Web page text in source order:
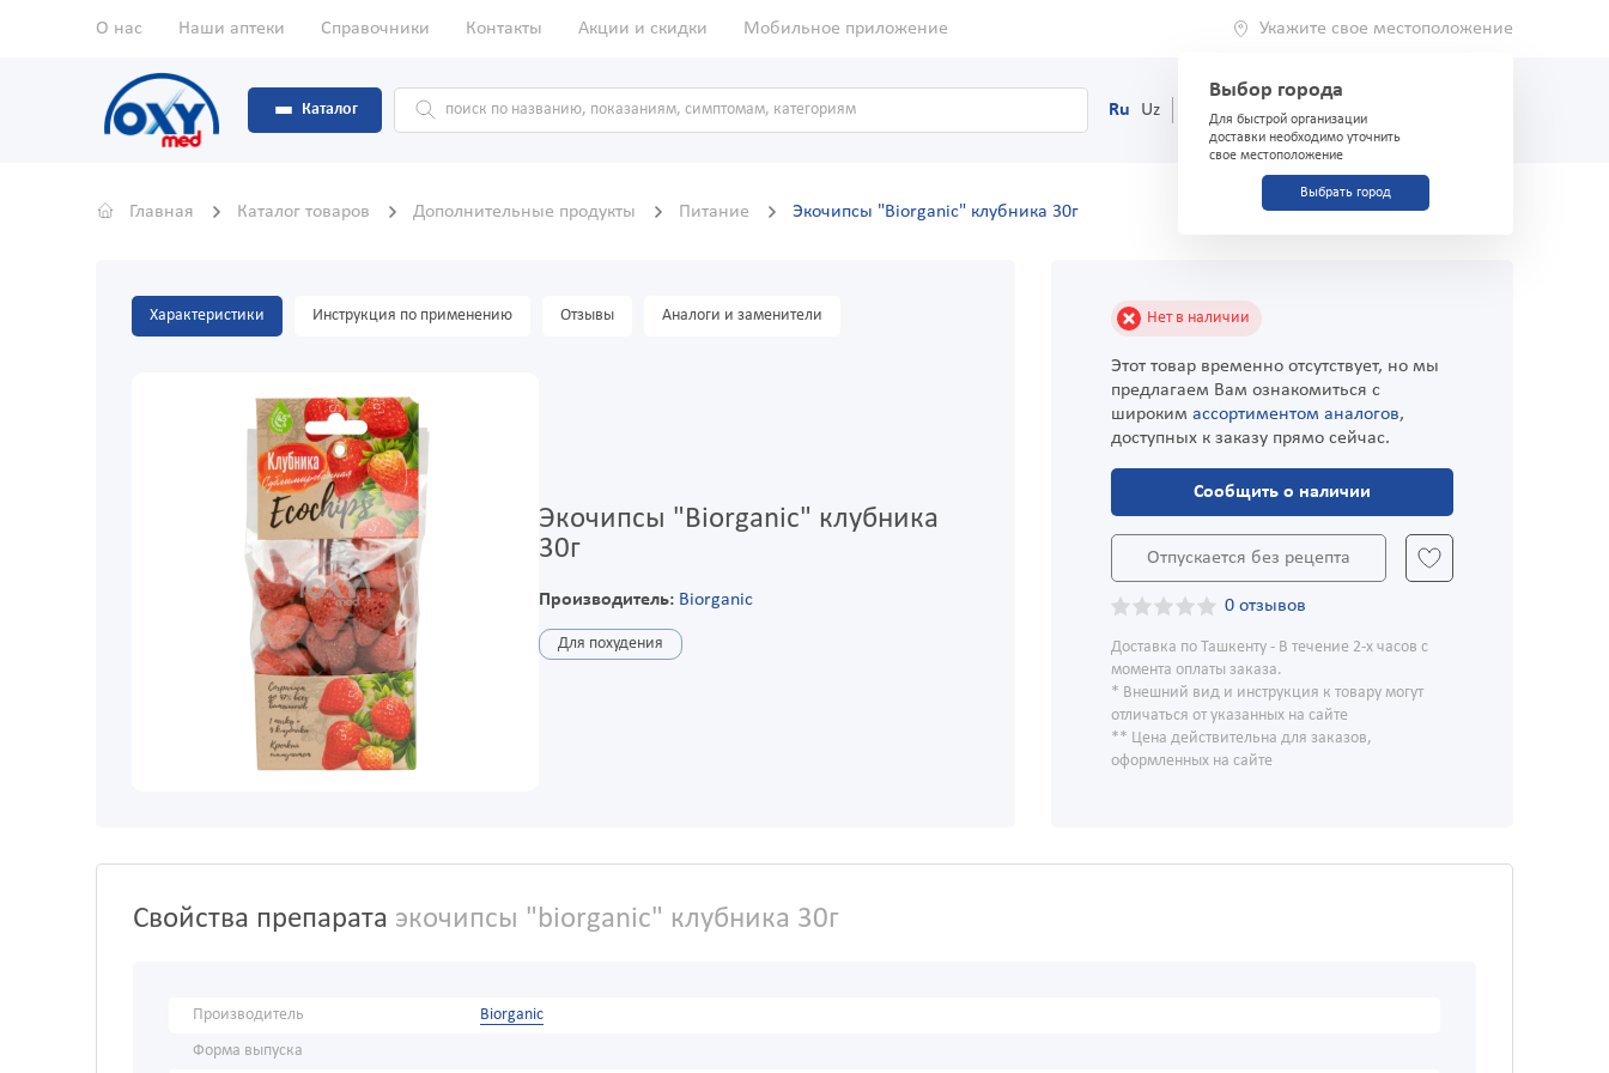
О нас Наши аптеки Справочники Контакты Акции и скидки Мобильное приложение Укажите свое местоположение
Выбор города
Для быстрой организации
доставки необходимо уточнить
свое местоположение
Выбрать город
Каталог Ru Uz (71) 200-03-03
Главная Каталог товаров Дополнительные продукты Питание Экочипсы "Biorganic" клубника 30г
Характеристики Инструкция по применению Отзывы Аналоги и заменители
Экочипсы "Biorganic" клубника
30г
Производитель: Biorganic
Для похудения
Нет в наличии
Этот товар временно отсутствует, но мы
предлагаем Вам ознакомиться с
широким ассортиментом аналогов,
доступных к заказу прямо сейчас.
Сообщить о наличии
Отпускается без рецепта
0 отзывов
Доставка по Ташкенту - В течение 2-х часов с
момента оплаты заказа.
* Внешний вид и инструкция к товару могут
отличаться от указанных на сайте
** Цена действительна для заказов,
оформленных на сайте
Свойства препарата экочипсы "biorganic" клубника 30г
Производитель
Biorganic
Форма выпуска